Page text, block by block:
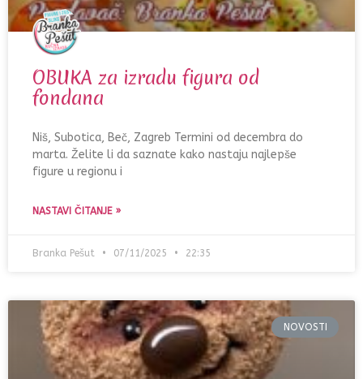
OBUKA za izradu figura od
fondana
Niš, Subotica, Beč, Zagreb Termini od decembra do
marta. Želite li da saznate kako nastaju najlepše
figure u regionu i
NASTAVI ČITANJE »
Branka Pešut 07/11/2025 22:35
NOVOSTI